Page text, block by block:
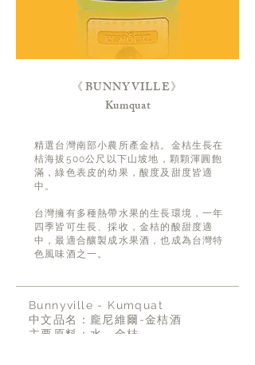
《BUNNYVILLE》
Kumquat
精選台灣南部小農所產金桔。金桔生長在
桔海拔500公尺以下山坡地，顆顆渾圓飽
滿，綠色表皮的幼果，酸度及甜度皆適
中。
台灣擁有多種熱帶水果的生長環境，一年
四季皆可生長、採收，金桔的酸甜度適
中，最適合釀製成水果酒，也成為台灣特
色風味酒之一。
Bunnyville - Kumquat
中文品名：龐尼維爾-金桔酒
主要原料：水、金桔